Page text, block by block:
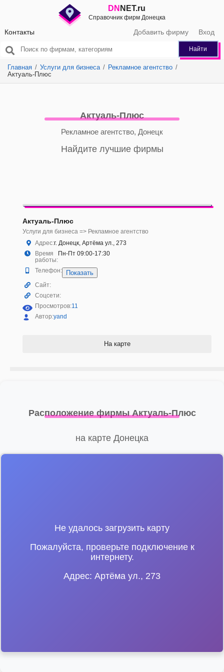
DN NET.ru
Справочник фирм Донецка
Контакты Добавить фирму Вход
Найти
Главная Услуги для бизнеса
Рекламное агентство
Актуаль-Плюс
Актуаль-Плюс
Рекламное агентство, Донецк
Найдите лучшие фирмы
Актуаль-Плюс
Услуги для бизнеса => Рекламное агентство
Адрес:г. Донецк, Артёма ул., 273
Время
работы:
Пн-Пт 09:00-17:30
Телефон: Показать
Сайт:
Соцсети:
Просмотров:11
Автор:yand
На карте
Расположение фирмы Актуаль-Плюс
на карте Донецка
Не удалось загрузить карту
Пожалуйста, проверьте подключение к
интернету.
Адрес: Артёма ул., 273